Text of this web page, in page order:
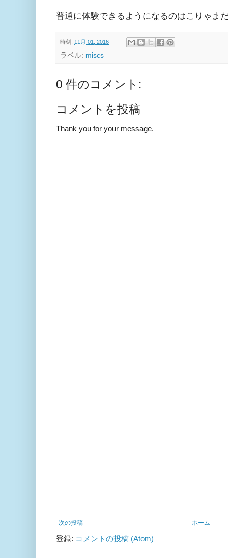
普通に体験できるようになるのはこりゃま
時刻: 11月 01, 2016
ラベル: miscs
0 件のコメント:
コメントを投稿
Thank you for your message.
次の投稿 ホーム
登録: コメントの投稿 (Atom)